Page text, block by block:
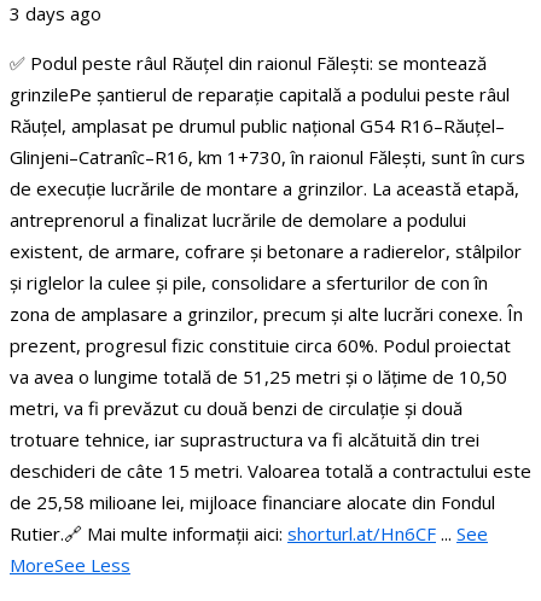
3 days ago
✅ Podul peste râul Răuțel din raionul Fălești: se montează
grinzilePe șantierul de reparație capitală a podului peste râul
Răuțel, amplasat pe drumul public național G54 R16–Răuțel–
Glinjeni–Catranîc–R16, km 1+730, în raionul Fălești, sunt în curs
de execuție lucrările de montare a grinzilor. La această etapă,
antreprenorul a finalizat lucrările de demolare a podului
existent, de armare, cofrare și betonare a radierelor, stâlpilor
și riglelor la culee și pile, consolidare a sferturilor de con în
zona de amplasare a grinzilor, precum și alte lucrări conexe. În
prezent, progresul fizic constituie circa 60%. Podul proiectat
va avea o lungime totală de 51,25 metri și o lățime de 10,50
metri, va fi prevăzut cu două benzi de circulație și două
trotuare tehnice, iar suprastructura va fi alcătuită din trei
deschideri de câte 15 metri. Valoarea totală a contractului este
de 25,58 milioane lei, mijloace financiare alocate din Fondul
Rutier.🔗 Mai multe informații aici: shorturl.at/Hn6CF ... See
MoreSee Less